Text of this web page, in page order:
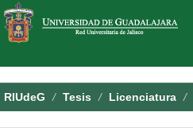
RIUdeG Tesis Licenciatura